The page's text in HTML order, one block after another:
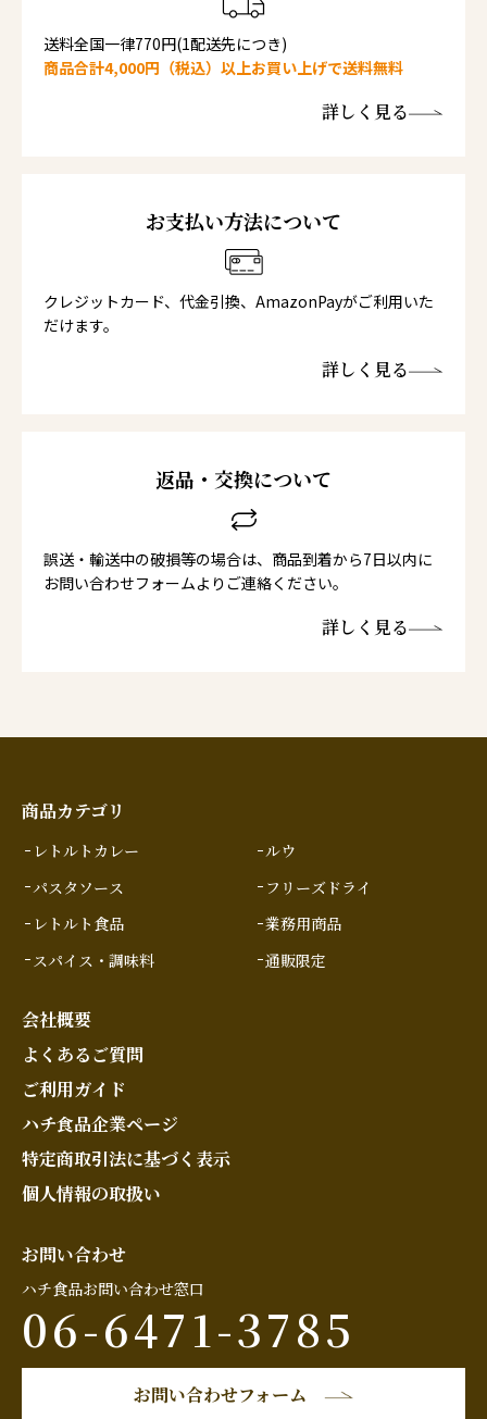
送料全国一律770円(1配送先につき)
商品合計4,000円（税込）以上お買い上げで送料無料
詳しく見る
お支払い方法について
クレジットカード、代金引換、AmazonPayがご利用いた
だけます。
詳しく見る
返品・交換について
誤送・輸送中の破損等の場合は、商品到着から7日以内に
お問い合わせフォームよりご連絡ください。
詳しく見る
商品カテゴリ
レトルトカレー
パスタソース
レトルト食品
スパイス・調味料
ルウ
フリーズドライ
業務用商品
通販限定
会社概要
よくあるご質問
ご利用ガイド
ハチ食品企業ページ
特定商取引法に基づく表示
個人情報の取扱い
お問い合わせ
ハチ食品お問い合わせ窓口
06-6471-3785
お問い合わせフォーム